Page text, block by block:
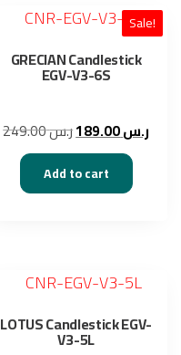
Sale!
GRECIAN Candlestick
EGV-V3-6S
ر.س249.00
Original
price
was:
ر.س189.00
Add to cart
LOTUS Candlestick EGV-
V3-5L